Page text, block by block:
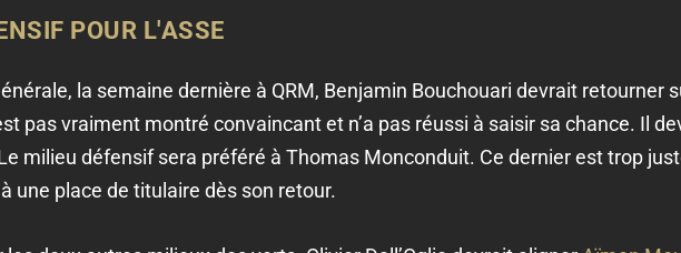
POUR L'ASSE
la semaine dernière à QRM, Benjamin Bouchouari devrait retourner
pas vraiment montré convaincant et n’a pas réussi à saisir sa chance. Il
milieu défensif sera préféré à Thomas Monconduit. Ce dernier est trop
une place de titulaire dès son retour.